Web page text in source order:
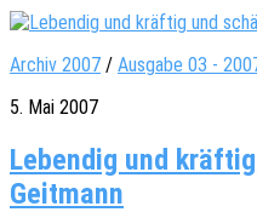
Archiv 2007 / Ausgabe 03 -
5. Mai 2007
Lebendig und
Geitmann